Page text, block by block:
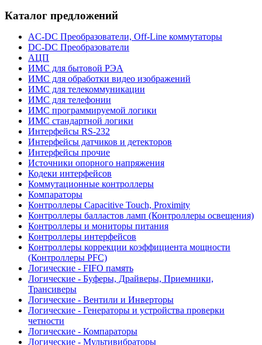
Каталог предложений
AC-DC Преобразователи, Off-Line коммутаторы
DC-DC Преобразователи
АЦП
ИМС для бытовой РЭА
ИМС для обработки видео изображений
ИМС для телекоммуникации
ИМС для телефонии
ИМС программируемой логики
ИМС стандартной логики
Интерфейсы RS-232
Интерфейсы датчиков и детекторов
Интерфейсы прочие
Источники опорного напряжения
Кодеки интерфейсов
Коммутационные контроллеры
Компараторы
Контроллеры Capacitive Touch, Proximity
Контроллеры балластов ламп (Контроллеры освещения)
Контроллеры и мониторы питания
Контроллеры интерфейсов
Контроллеры коррекции коэффициента мощности
(Контроллеры PFC)
Логические - FIFO память
Логические - Буферы, Драйверы, Приемники,
Трансиверы
Логические - Вентили и Инверторы
Логические - Генераторы и устройства проверки
четности
Логические - Компараторы
Логические - Мультивибраторы